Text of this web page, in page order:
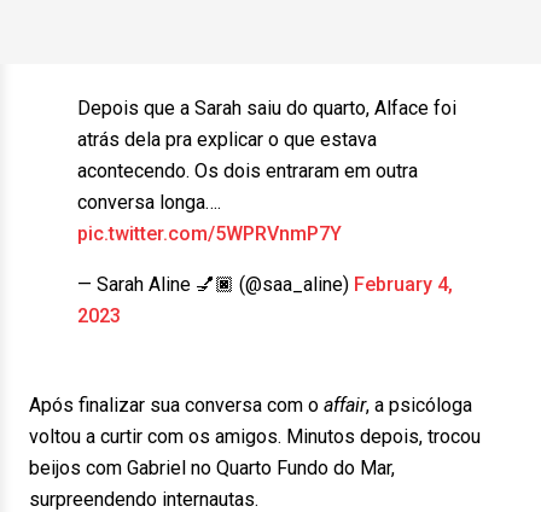
Depois que a Sarah saiu do quarto, Alface foi
atrás dela pra explicar o que estava
acontecendo. Os dois entraram em outra
conversa longa….
pic.twitter.com/5WPRVnmP7Y
— Sarah Aline 💅🏿 (@saa_aline) February 4,
2023
Após finalizar sua conversa com o affair, a psicóloga
voltou a curtir com os amigos. Minutos depois, trocou
beijos com Gabriel no Quarto Fundo do Mar,
surpreendendo internautas.